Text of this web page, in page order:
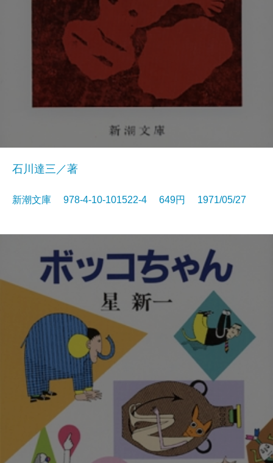
石川達三／著
新潮文庫 978-4-10-101522-4 649円 1971/05/27